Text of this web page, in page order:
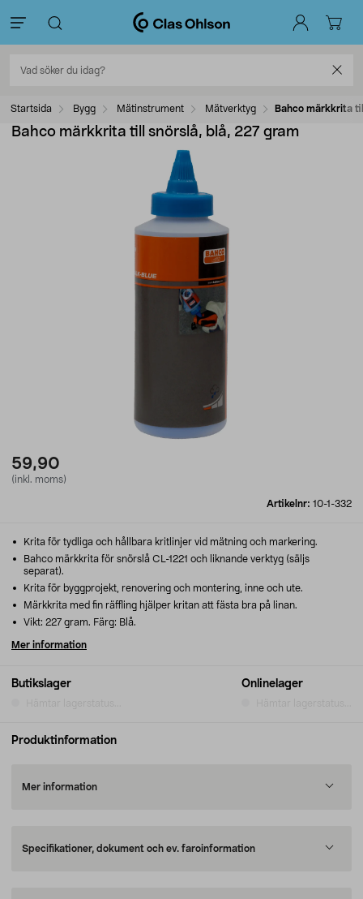
Startsida Bygg Mätinstrument Mätverktyg Bahco märkkrita
Bahco märkkrita till snörslå, blå, 227 gram
59,90
(inkl. moms)
Artikelnr: 10-1-332
Butikslager Onlinelager
Krita för tydliga och hållbara kritlinjer vid mätning och markering.
Bahco märkkrita för snörslå CL-1221 och liknande verktyg (säljs
separat).
Krita för byggprojekt, renovering och montering, inne och ute.
Märkkrita med fin räffling hjälper kritan att fästa bra på linan.
Vikt: 227 gram. Färg: Blå.
Mer information
Produktinformation
Mer information
Specifikationer, dokument och ev. faroinformation